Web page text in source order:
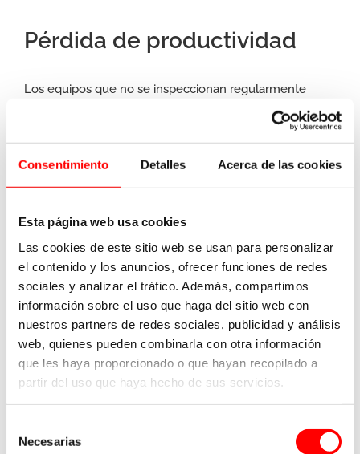
Consentimiento Detalles Acerca de las cookies
Esta página web usa cookies
Las cookies de este sitio web se usan para personalizar
el contenido y los anuncios, ofrecer funciones de redes
sociales y analizar el tráfico. Además, compartimos
información sobre el uso que haga del sitio web con
nuestros partners de redes sociales, publicidad y análisis
web, quienes pueden combinarla con otra información
que les haya proporcionado o que hayan recopilado a
partir del uso que haya hecho de sus servicios.
Necesarias
Pérdida de productividad
Los equipos que no se inspeccionan regularmente
pueden experimentar tiempos de inactividad no
planificados debido a fallas repentinas, lo que puede
plazo
En la entrada anterior ya hablamos delimpacto
económico de la inspección técnica de estanterías.
Ignorar las inspecciones preventivas puede llevar a
problemas mayores y costosos en un futuro no muy
lejano.